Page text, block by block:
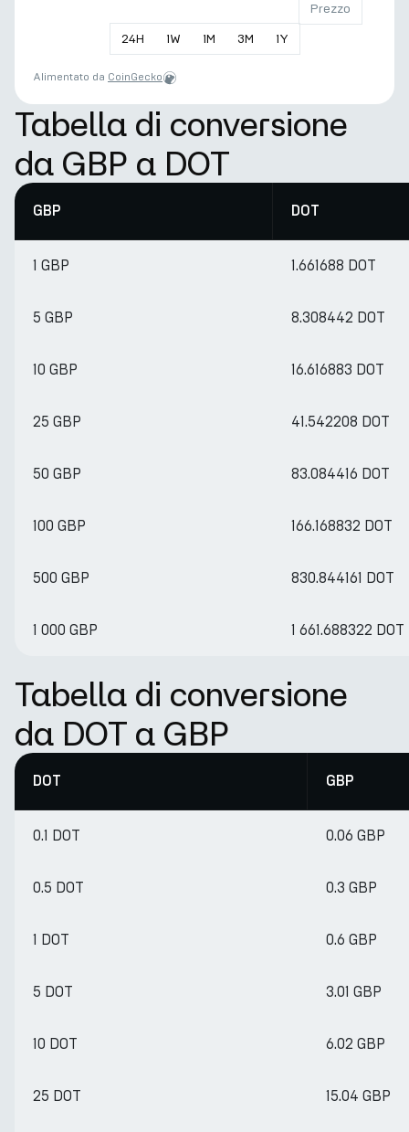
24H 1W 1M 3M 1Y
Prezzo
Alimentato da CoinGecko
Tabella di conversione
da GBP a DOT
GBP DOT
1 GBP 1.661688 DOT
5 GBP 8.308442 DOT
10 GBP 16.616883 DOT
25 GBP 41.542208 DOT
50 GBP 83.084416 DOT
100 GBP 166.168832 DOT
500 GBP 830.844161 DOT
1 000 GBP 1 661.688322 DOT
Tabella di conversione
da DOT a GBP
DOT GBP
0.1 DOT 0.06 GBP
0.5 DOT 0.3 GBP
1 DOT 0.6 GBP
5 DOT 3.01 GBP
10 DOT 6.02 GBP
25 DOT 15.04 GBP